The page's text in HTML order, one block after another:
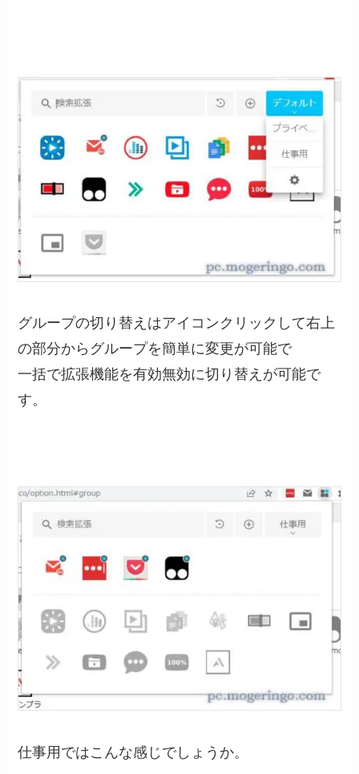
グループの切り替えはアイコンクリックして右上
の部分からグループを簡単に変更が可能で
一括で拡張機能を有効無効に切り替えが可能で
す。
仕事用ではこんな感じでしょうか。